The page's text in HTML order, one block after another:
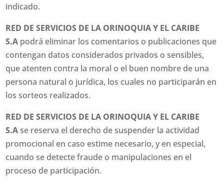
indicado.
RED DE SERVICIOS DE LA ORINOQUIA Y EL CARIBE
S.A podrá eliminar los comentarios o publicaciones que
contengan datos considerados privados o sensibles,
que atenten contra la moral o el buen nombre de una
persona natural o jurídica, los cuales no participarán en
los sorteos realizados.
RED DE SERVICIOS DE LA ORINOQUIA Y EL CARIBE
S.Ase reserva el derecho de suspender la actividad
promocional en caso estime necesario, y en especial,
cuando se detecte fraude o manipulaciones en el
proceso de participación.